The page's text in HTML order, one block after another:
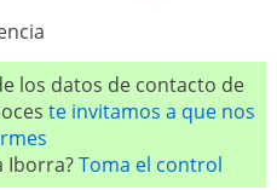
los datos de contacto de
te invitamos a que nos
Iborra?Toma el control